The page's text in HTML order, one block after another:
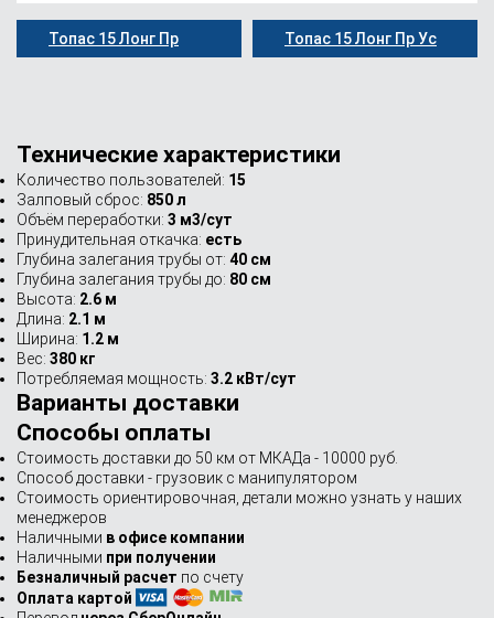
Топас 15 Лонг Пр Топас 15 Лонг Пр Ус
Технические характеристики
Количество пользователей: 15
Залповый сброс: 850 л
Объём переработки: 3 м3/сут
Принудительная откачка: есть
Глубина залегания трубы от: 40 см
Глубина залегания трубы до: 80 см
Высота: 2.6 м
Длина: 2.1 м
Ширина: 1.2 м
Вес: 380 кг
Потребляемая мощность: 3.2 кВт/сут
Варианты доставки
Способы оплаты
Стоимость доставки до 50 км от МКАДа - 10000 руб.
Способ доставки - грузовик с манипулятором
Стоимость ориентировочная, детали можно узнать у наших
менеджеров
Наличными в офисе компании
Наличными при получении
Безналичный расчет по счету
Оплата картой